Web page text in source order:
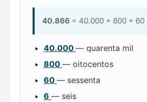
40.866 = 40.000 + 800 + 60
40.000 — quarenta mil
800 — oitocentos
60 — sessenta
6 — seis